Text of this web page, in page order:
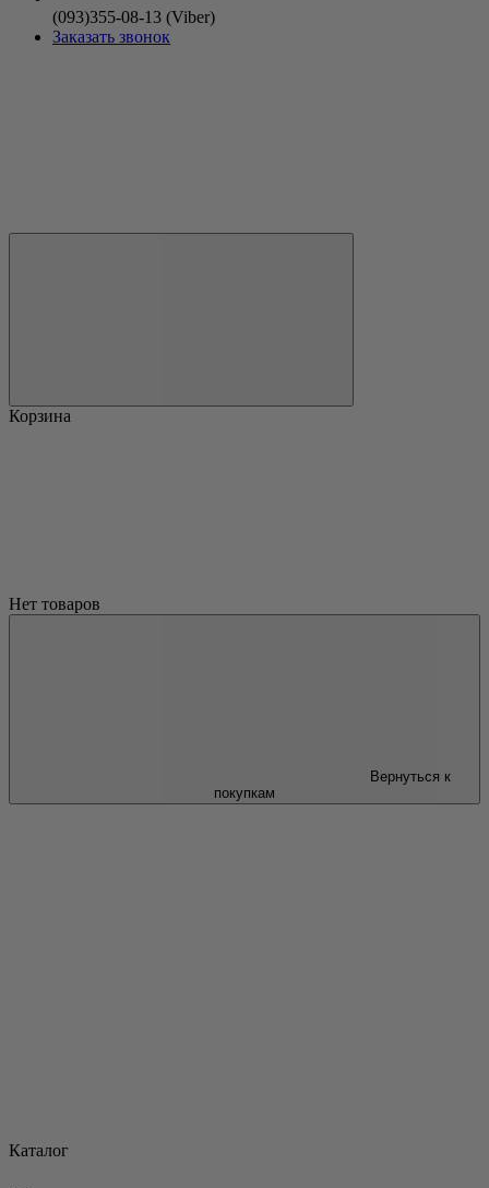
(093)355-08-13 (Viber)
Заказать звонок
Корзина
Нет товаров
Вернуться к
покупкам
Каталог